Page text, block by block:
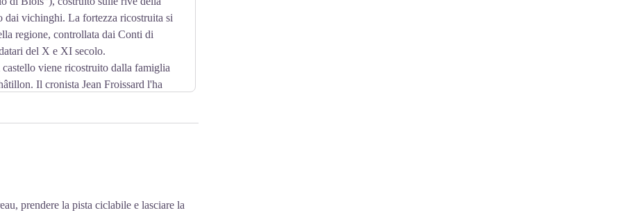
de-Paul, prima di essere rinominata
A metà del XIX secolo, l'architetto
Non fu completata fino al 1873.
ovest, sud-est.
dai vichinghi. La fortezza ricostruita si
regione, controllata dai Conti di
del X e XI secolo.
viene ricostruito dalla famiglia
Il cronista Jean Froissard l'ha
de Chartres, arcivescovo duca di
nasce nel castello di Blois.
il castello medievale dei Conti di Blois
prendere la pista ciclabile e lasciare la